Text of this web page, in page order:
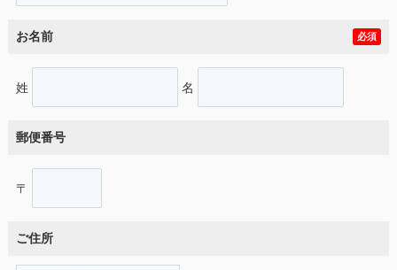
お名前 必須
姓 名
郵便番号
〒
ご住所